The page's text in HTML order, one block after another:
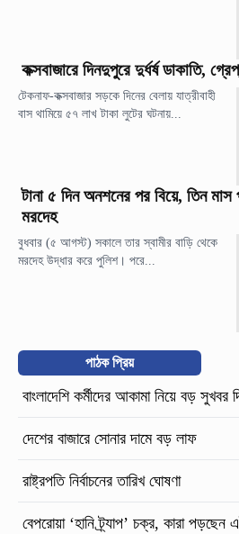
কক্সবাজারে দিনদুপুরে দুর্ধর্ষ ডাকাতি,
টেকনাফ-কক্সবাজার সড়কে দিনের বেলায় যাত্রীবাহী
বাস থামিয়ে ৫৭ লাখ টাকা লুটের ঘটনায়...
টানা ৫ দিন অনশনের পর বিয়ে, তিন
মরদেহ
বুধবার (৫ আগস্ট) সকালে তার স্বামীর বাড়ি থেকে
মরদেহ উদ্ধার করে পুলিশ। পরে...
পাঠক প্রিয়
বাংলাদেশি কর্মীদের আকামা নিয়ে বড় সুখবর
দেশের বাজারে সোনার দামে বড় লাফ
রাষ্ট্রপতি নির্বাচনের তারিখ ঘোষণা
বেপরোয়া ‘হানি ট্র্যাপ’ চক্র, কারা পড়ছেন